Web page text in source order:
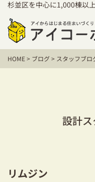
杉並区を中心に1,000棟以
アイコ
保証
HOME> ブログ> スタッフブロ
設計
リムジン